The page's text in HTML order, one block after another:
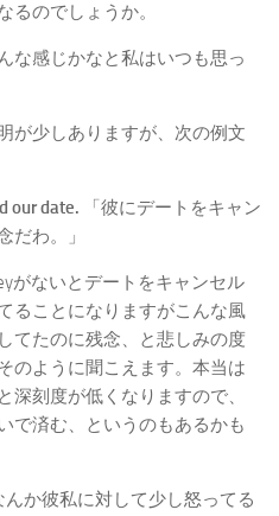
るのでしょうか。
な感じかなと私はいつも思っ
が少しありますが、次の例文
our date.
「彼にデートをキャン
だわ。」
がないとデートをキャンセル
ることになりますがこんな風
てたのに残念、と悲しみの度
のように聞こえます。本当は
刻度が低くなりますので、
で済む、というのもあるかも
んか彼私に対して少し怒ってる